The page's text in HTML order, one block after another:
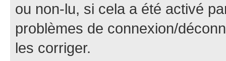
ou non-lu, si cela a été activé
problèmes de connexion/
les corriger.